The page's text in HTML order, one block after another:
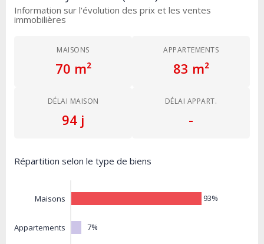
Information sur l'évolution des prix et les ventes
immobilières
MAISONS
70 m²
APPARTEMENTS
83 m²
DÉLAI MAISON
94 j
DÉLAI APPART.
-
Répartition selon le type de biens
Maisons
Appartements
93%
7%